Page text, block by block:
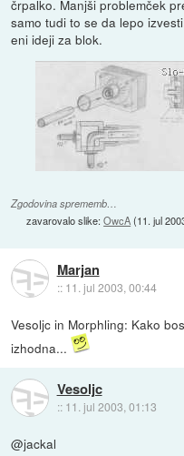
črpalko. Manjši problemček
samo tudi to se da lepo
eni ideji za blok.
Zgodovina sprememb…
zavarovalo slike:OwcA(11. jul
Marjan
:: 11. jul 2003, 00:44
Vesoljc in Morphling: Kako
izhodna...
Vesoljc
:: 11. jul 2003, 01:13
@jackal